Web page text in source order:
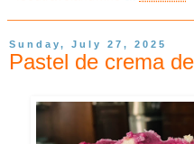
Sunday, July 27, 2025
Pastel de crema